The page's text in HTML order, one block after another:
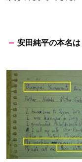
安田純平の本名